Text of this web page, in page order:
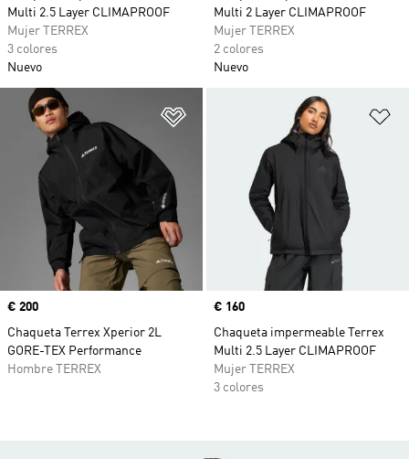
Multi 2.5 Layer CLIMAPROOF
Mujer TERREX
3 colores
Nuevo
Multi 2 Layer CLIMAPROOF
Mujer TERREX
2 colores
Nuevo
Añadir a la lista de deseos
Precio
€ 200
Chaqueta Terrex Xperior 2L
GORE-TEX Performance
Hombre TERREX
Precio
€ 160
Chaqueta impermeable Terrex
Multi 2.5 Layer CLIMAPROOF
Mujer TERREX
3 colores